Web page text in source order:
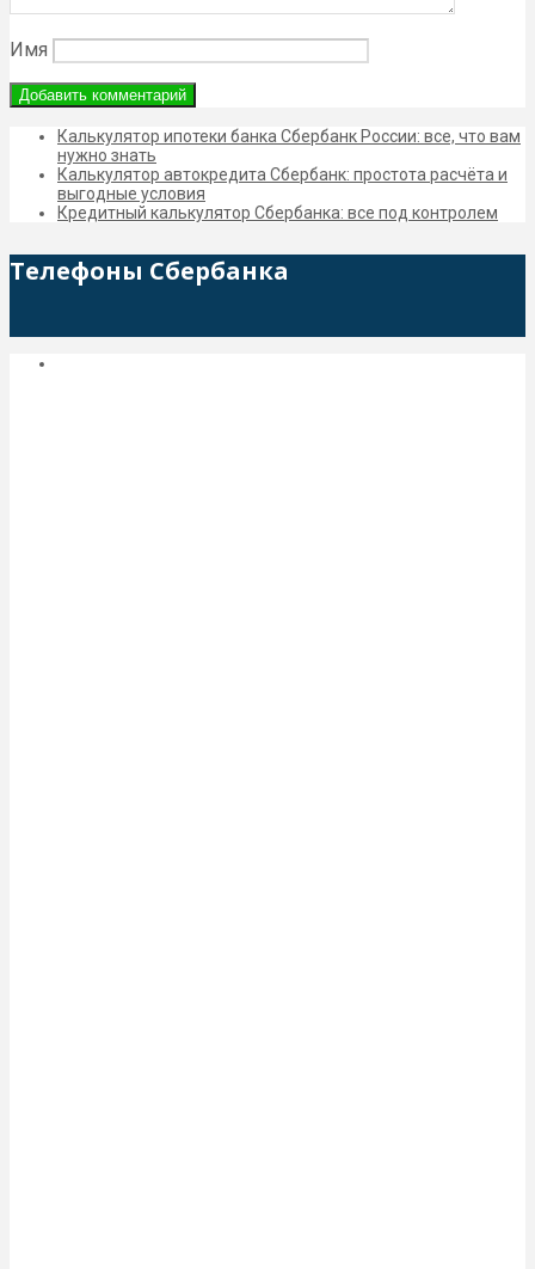
Имя
Калькулятор ипотеки банка Сбербанк России: все, что вам
нужно знать
Калькулятор автокредита Сбербанк: простота расчёта и
выгодные условия
Кредитный калькулятор Сбербанка: все под контролем
Телефоны Сбербанка